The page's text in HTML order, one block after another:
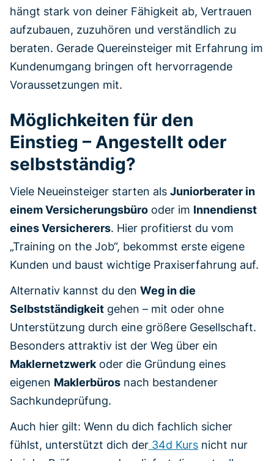
hängt stark von deiner Fähigkeit ab, Vertrauen
aufzubauen, zuzuhören und verständlich zu
beraten. Gerade Quereinsteiger mit Erfahrung im
Kundenumgang bringen oft hervorragende
Voraussetzungen mit.
Möglichkeiten für den
Einstieg – Angestellt oder
selbstständig?
Viele Neueinsteiger starten als Juniorberater in
einem Versicherungsbüro oder im Innendienst
eines Versicherers. Hier profitierst du vom
„Training on the Job“, bekommst erste eigene
Kunden und baust wichtige Praxiserfahrung auf.
Alternativ kannst du den Weg in die
Selbstständigkeit gehen – mit oder ohne
Unterstützung durch eine größere Gesellschaft.
Besonders attraktiv ist der Weg über ein
Maklernetzwerk oder die Gründung eines
eigenen Maklerbüros nach bestandener
Sachkundeprüfung.
Auch hier gilt: Wenn du dich fachlich sicher
fühlst, unterstützt dich der 34d Kurs nicht nur